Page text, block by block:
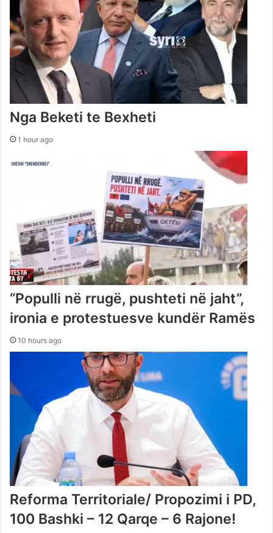
Nga Beketi te Bexheti
1 hour ago
“Populli në rrugë, pushteti në jaht”,
ironia e protestuesve kundër Ramës
10 hours ago
Reforma Territoriale/ Propozimi i PD,
100 Bashki – 12 Qarqe – 6 Rajone!